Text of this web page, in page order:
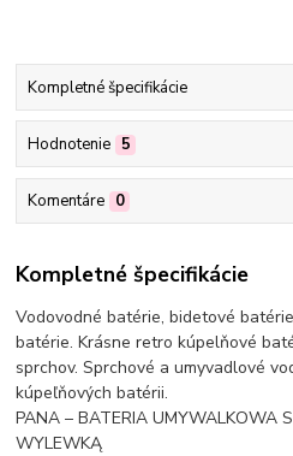
Kompletné špecifikácie
Hodnotenie 5
Komentáre 0
Kompletné špecifikácie
Vodovodné batérie, bidetové
batérie. Krásne retro kúpelňové
sprchov. Sprchové a umyvadlové
kúpeľňových batérii.
PANA – BATERIA UMYWALKOWA
WYLEWKĄ